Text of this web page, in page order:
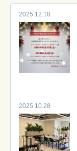
2025.12.18
2025.10.28